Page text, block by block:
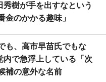
秀樹が手を出すなという
金のかかる趣味」
も、高市早苗氏でもな
内で急浮上している「次
補の意外な名前